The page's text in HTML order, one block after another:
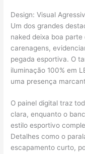
Design: Visual
Um dos grandes
naked deixa boa
carenagens,
pegada esportiva. O
iluminação 100% em
uma presença
O painel digital traz
clara, enquanto o
estilo esportivo
Detalhes como o
escapamento curto,